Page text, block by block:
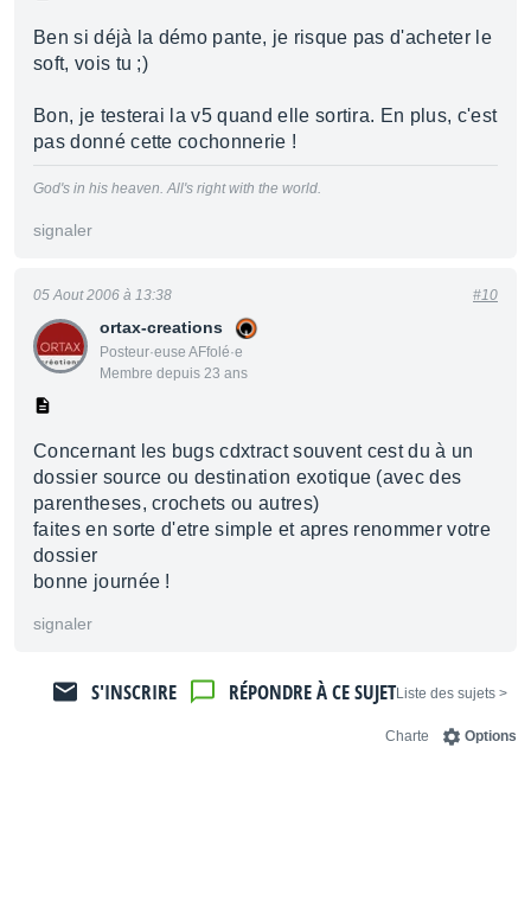
Ben si déjà la démo pante, je risque pas d'acheter le
soft, vois tu ;)
Bon, je testerai la v5 quand elle sortira. En plus, c'est
pas donné cette cochonnerie !
God's in his heaven. All's right with the world.
signaler
ortax-creations
Posteur·euse AFfolé·e
Membre depuis 23 ans
05 Aout 2006 à 13:38 #10
Concernant les bugs cdxtract souvent cest du à un
dossier source ou destination exotique (avec des
parentheses, crochets ou autres)
faites en sorte d'etre simple et apres renommer votre
dossier
bonne journée !
signaler
< Liste des sujets
RÉPONDRE À CE SUJET
S'INSCRIRE
Options
Charte